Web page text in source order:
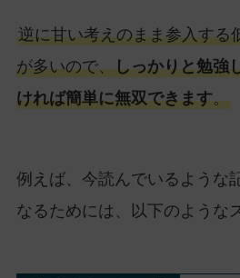
逆に甘い考えのまま参入する
が多いので、しっかりと勉強
ければ簡単に無双できます。
例えば、今読んでいるような
なるためには、以下のような